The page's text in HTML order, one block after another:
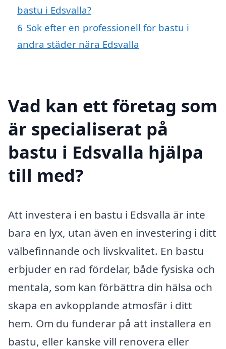
bastu i Edsvalla?
6 Sök efter en professionell för bastu i
andra städer nära Edsvalla
Vad kan ett företag som
är specialiserat på
bastu i Edsvalla hjälpa
till med?
Att investera i en bastu i Edsvalla är inte
bara en lyx, utan även en investering i ditt
välbefinnande och livskvalitet. En bastu
erbjuder en rad fördelar, både fysiska och
mentala, som kan förbättra din hälsa och
skapa en avkopplande atmosfär i ditt
hem. Om du funderar på att installera en
bastu, eller kanske vill renovera eller